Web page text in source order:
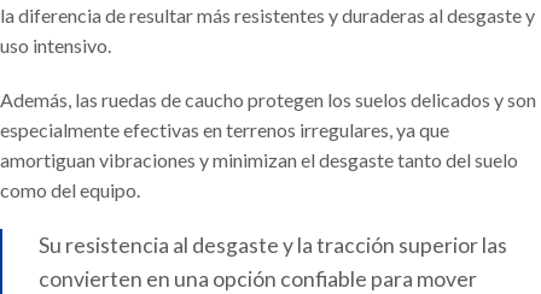
la diferencia de resultar más resistentes y duraderas al desgaste y
uso intensivo.
Además, las ruedas de caucho protegen los suelos delicados y son
especialmente efectivas en terrenos irregulares, ya que
amortiguan vibraciones y minimizan el desgaste tanto del suelo
como del equipo.
Su resistencia al desgaste y la tracción superior las
convierten en una opción confiable para mover